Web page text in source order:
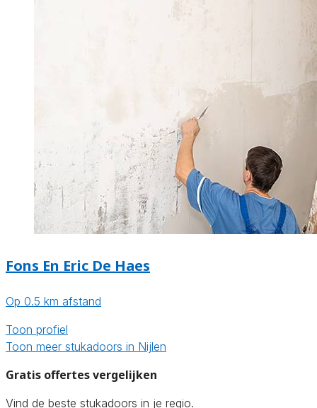
Fons En Eric De Haes
Op 0.5 km afstand
Toon profiel
Toon meer stukadoors in Nijlen
Gratis offertes vergelijken
Vind de beste stukadoors in je regio.